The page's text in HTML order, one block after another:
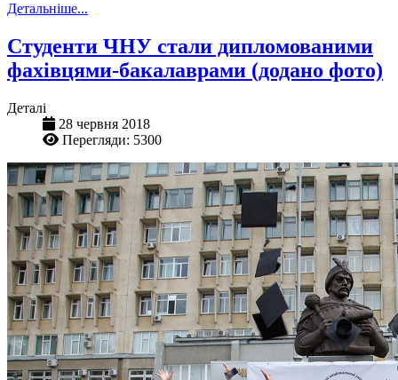
Детальніше...
Студенти ЧНУ стали дипломованими
фахівцями-бакалаврами (додано фото)
Деталі
28 червня 2018
Перегляди: 5300